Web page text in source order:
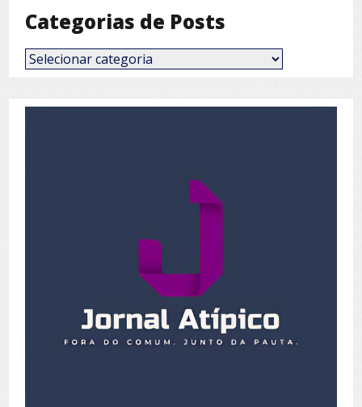
Categorias de Posts
Categorias
de